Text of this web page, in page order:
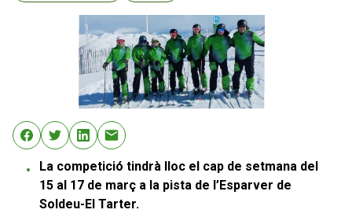
La competició tindrà lloc el cap de setmana del
15 al 17 de març a la pista de l’Esparver de
Soldeu-El Tarter.